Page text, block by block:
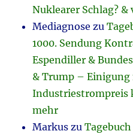
Nuklearer Schlag? &
Mediagnose zu
1000. Sendung
Espendiller &
& Trump – Einigung
Industriestrompreis
mehr
Markus zu